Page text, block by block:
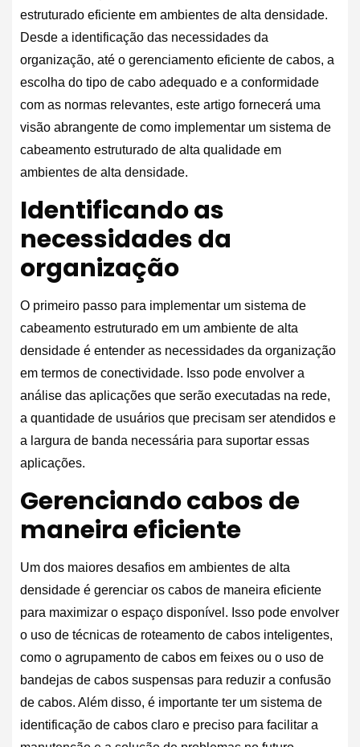
estruturado eficiente em ambientes de alta densidade.
Desde a identificação das necessidades da
organização, até o gerenciamento eficiente de cabos, a
escolha do tipo de cabo adequado e a conformidade
com as normas relevantes, este artigo fornecerá uma
visão abrangente de como implementar um sistema de
cabeamento estruturado de alta qualidade em
ambientes de alta densidade.
Identificando as
necessidades da
organização
O primeiro passo para implementar um sistema de
cabeamento estruturado em um ambiente de alta
densidade é entender as necessidades da organização
em termos de conectividade. Isso pode envolver a
análise das aplicações que serão executadas na rede,
a quantidade de usuários que precisam ser atendidos e
a largura de banda necessária para suportar essas
aplicações.
Gerenciando cabos de
maneira eficiente
Um dos maiores desafios em ambientes de alta
densidade é gerenciar os cabos de maneira eficiente
para maximizar o espaço disponível. Isso pode envolver
o uso de técnicas de roteamento de cabos inteligentes,
como o agrupamento de cabos em feixes ou o uso de
bandejas de cabos suspensas para reduzir a confusão
de cabos. Além disso, é importante ter um sistema de
identificação de cabos claro e preciso para facilitar a